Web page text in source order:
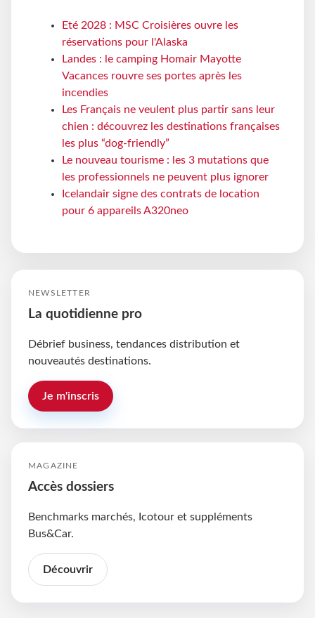
Eté 2028 : MSC Croisières ouvre les
réservations pour l'Alaska
Landes : le camping Homair Mayotte
Vacances rouvre ses portes après les
incendies
Les Français ne veulent plus partir sans leur
chien : découvrez les destinations françaises
les plus “dog-friendly”
Le nouveau tourisme : les 3 mutations que
les professionnels ne peuvent plus ignorer
Icelandair signe des contrats de location
pour 6 appareils A320neo
NEWSLETTER
La quotidienne pro
Débrief business, tendances distribution et
nouveautés destinations.
Je m'inscris
MAGAZINE
Accès dossiers
Benchmarks marchés, Icotour et suppléments
Bus&Car.
Découvrir